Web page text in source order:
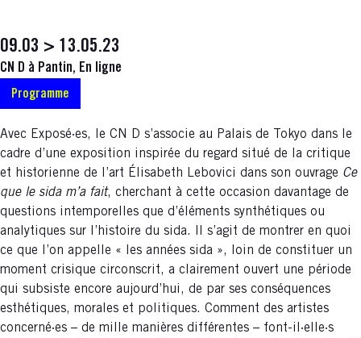
09.03 > 13.05.23
CN D à Pantin, En ligne
Programme
Avec Exposé·es, le CN D s’associe au Palais de Tokyo dans le
cadre d’une exposition inspirée du regard situé de la critique
et historienne de l’art Élisabeth Lebovici dans son ouvrage Ce
que le sida m’a fait, cherchant à cette occasion davantage de
questions intemporelles que d’éléments synthétiques ou
analytiques sur l’histoire du sida. Il s’agit de montrer en quoi
ce que l’on appelle « les années sida », loin de constituer un
moment crisique circonscrit, a clairement ouvert une période
qui subsiste encore aujourd’hui, de par ses conséquences
esthétiques, morales et politiques. Comment des artistes
concerné·es – de mille manières différentes – font-il·elle·s